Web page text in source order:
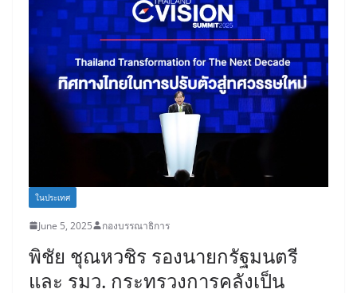
ในประเทศ
June 5, 2025 กองบรรณาธิการ
พิชัย ชุณหวชิร รองนายกรัฐมนตรี
และ รมว. กระทรวงการคลังเป็น